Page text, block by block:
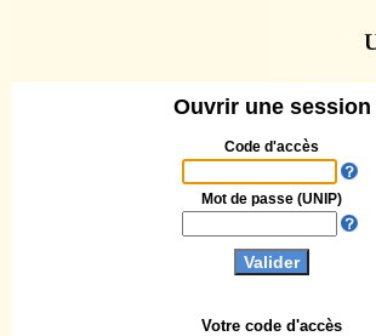
Ouvrir une session
Code d'accès
Votre code d'accès
Mot de passe (UNIP)